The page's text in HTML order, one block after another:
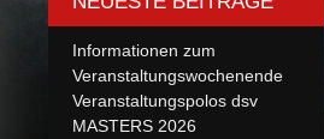
Informationen zum
Veranstaltungswochenende
Veranstaltungspolos dsv
MASTERS 2026